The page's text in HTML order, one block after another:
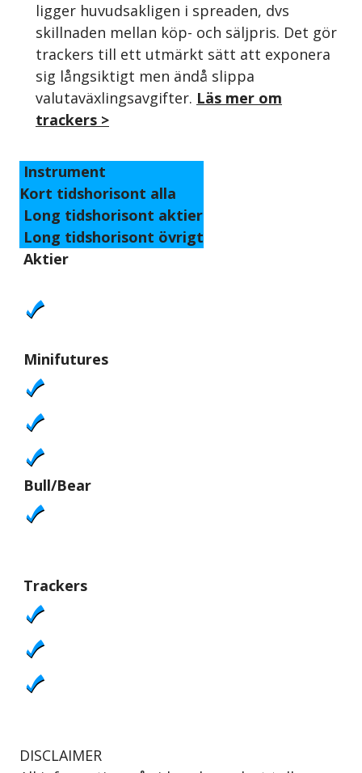
ligger huvudsakligen i spreaden, dvs
skillnaden mellan köp- och säljpris. Det gör
trackers till ett utmärkt sätt att exponera
sig långsiktigt men ändå slippa
valutaväxlingsavgifter. Läs mer om
trackers >
Instrument
Kort tidshorisont alla
Long tidshorisont aktier
Long tidshorisont övrigt
Aktier
Minifutures
Bull/Bear
Trackers
DISCLAIMER